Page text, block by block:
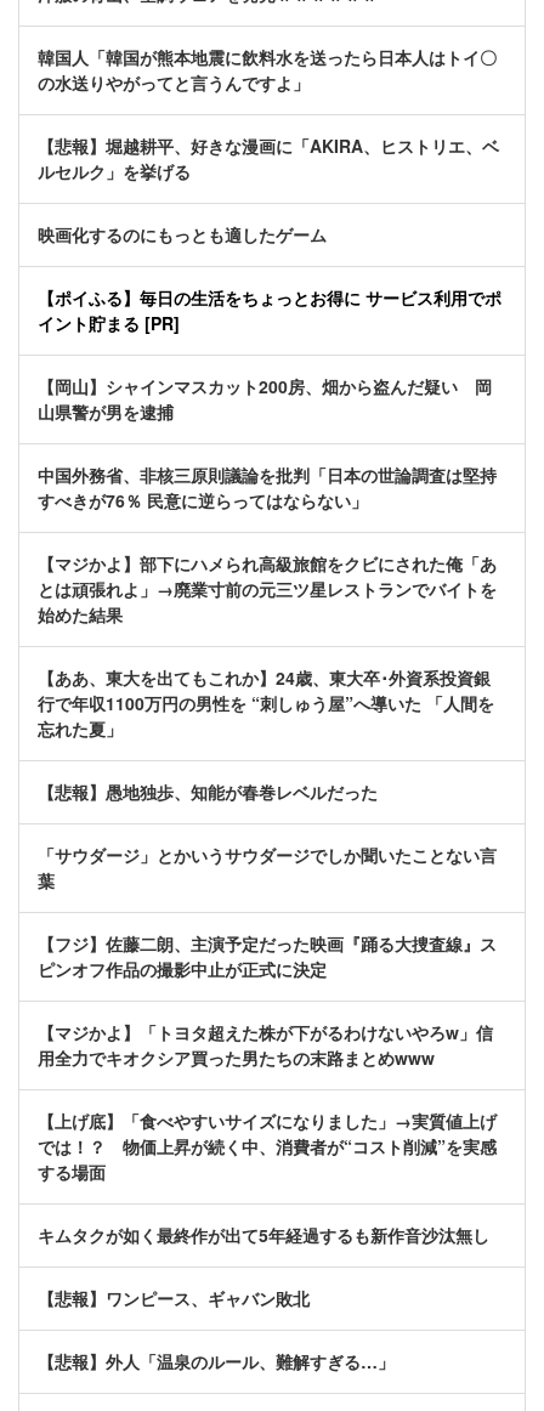
韓国人「韓国が熊本地震に飲料水を送ったら日本人はトイ〇
の水送りやがってと言うんですよ」
【悲報】堀越耕平、好きな漫画に「AKIRA、ヒストリエ、ベ
ルセルク」を挙げる
映画化するのにもっとも適したゲーム
【ポイふる】毎日の生活をちょっとお得に サービス利用でポ
イント貯まる [PR]
【岡山】シャインマスカット200房、畑から盗んだ疑い 岡
山県警が男を逮捕
中国外務省、非核三原則議論を批判「日本の世論調査は堅持
すべきが76％ 民意に逆らってはならない」
【マジかよ】部下にハメられ高級旅館をクビにされた俺「あ
とは頑張れよ」→廃業寸前の元三ツ星レストランでバイトを
始めた結果
【ああ、東大を出てもこれか】24歳、東大卒･外資系投資銀
行で年収1100万円の男性を “刺しゅう屋”へ導いた 「人間を
忘れた夏」
【悲報】愚地独歩、知能が春巻レベルだった
「サウダージ」とかいうサウダージでしか聞いたことない言
葉
【フジ】佐藤二朗、主演予定だった映画『踊る大捜査線』ス
ピンオフ作品の撮影中止が正式に決定
【マジかよ】「トヨタ超えた株が下がるわけないやろw」信
用全力でキオクシア買った男たちの末路まとめwww
【上げ底】「食べやすいサイズになりました」→実質値上げ
では！？ 物価上昇が続く中、消費者が“コスト削減”を実感
する場面
キムタクが如く最終作が出て5年経過するも新作音沙汰無し
【悲報】ワンピース、ギャバン敗北
【悲報】外人「温泉のルール、難解すぎる…」